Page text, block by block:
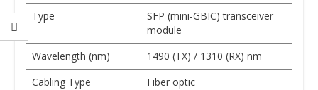
Type
SFP (mini-GBIC) transceiver
module
Wavelength (nm)
1490 (TX) / 1310 (RX) nm
Cabling Type
Fiber optic